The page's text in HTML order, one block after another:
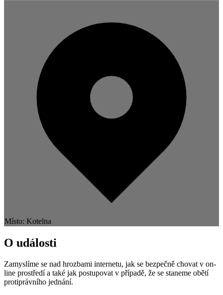
Místo: Kotelna
O události
Zamyslíme se nad hrozbami internetu, jak se bezpečně chovat v on-
line prostředí a také jak postupovat v případě, že se staneme obětí
protiprávního jednání.